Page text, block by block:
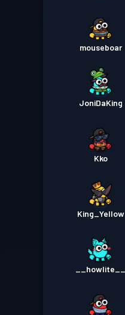
mouseboar
JoniDaKing
Kko
King_Yellow
__howlite__